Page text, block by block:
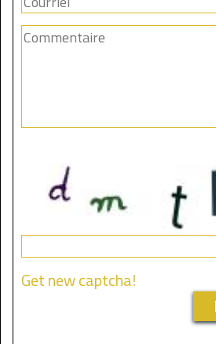
Get new captcha!